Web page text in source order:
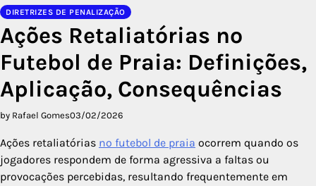
DIRETRIZES DE PENALIZAÇÃO
Ações Retaliatórias no
Futebol de Praia: Definições,
Aplicação, Consequências
by Rafael Gomes03/02/2026
Ações retaliatórias no futebol de praia ocorrem quando os
jogadores respondem de forma agressiva a faltas ou
provocações percebidas, resultando frequentemente em